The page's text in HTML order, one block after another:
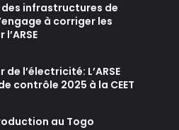
infrastructures de
à corriger les
l’électricité: L’ARSE
contrôle 2025 à la CEET
au Togo